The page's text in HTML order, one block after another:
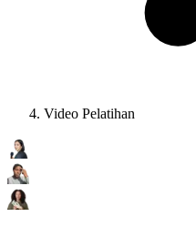
Video Pelatihan